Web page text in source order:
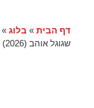
דף הבית » בלוג »
שגוגל אוהב (2026)